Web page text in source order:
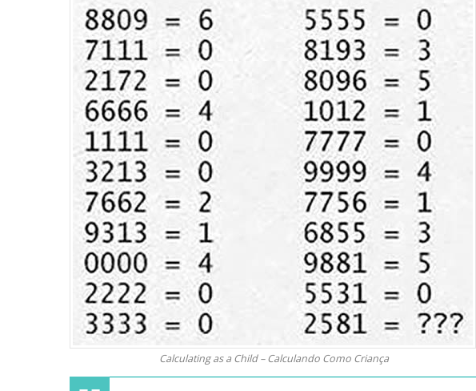
Calculating as a Child – Calculando Como Criança